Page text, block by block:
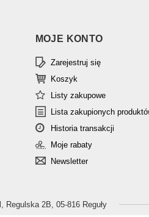
MOJE KONTO
Zarejestruj się
Koszyk
Listy zakupowe
Lista zakupionych
Historia transakcji
Moje rabaty
Newsletter
Regulska 2B 05-816 Reguły